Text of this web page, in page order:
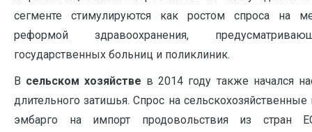
сегменте стимулируются как ростом спроса на
реформой здравоохранения,
государственных больниц и поликлиник.
В сельском хозяйстве в 2014 году также начался
длительного затишья. Спрос на сельскохозяйственные
эмбарго на импорт продовольствия из стран